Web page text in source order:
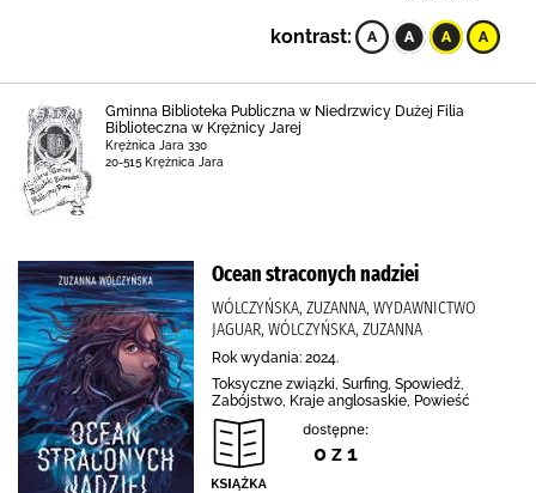
kontrast:
Gminna Biblioteka Publiczna w Niedrzwicy Dużej Filia
Biblioteczna w Krężnicy Jarej
Krężnica Jara 330
20-515 Krężnica Jara
Ocean straconych nadziei
WÓLCZYŃSKA, ZUZANNA, WYDAWNICTWO
JAGUAR, WÓLCZYŃSKA, ZUZANNA
Rok wydania: 2024.
Toksyczne związki, Surfing, Spowiedź,
Zabójstwo, Kraje anglosaskie, Powieść
dostępne:
0 z 1